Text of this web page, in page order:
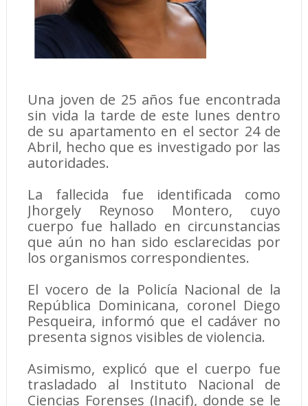
Una joven de 25 años fue encontrada
sin vida la tarde de este lunes dentro
de su apartamento en el sector 24 de
Abril, hecho que es investigado por las
autoridades.
La fallecida fue identificada como
Jhorgely Reynoso Montero, cuyo
cuerpo fue hallado en circunstancias
que aún no han sido esclarecidas por
los organismos correspondientes.
El vocero de la Policía Nacional de la
República Dominicana, coronel Diego
Pesqueira, informó que el cadáver no
presenta signos visibles de violencia.
Asimismo, explicó que el cuerpo fue
trasladado al Instituto Nacional de
Ciencias Forenses (Inacif), donde se le